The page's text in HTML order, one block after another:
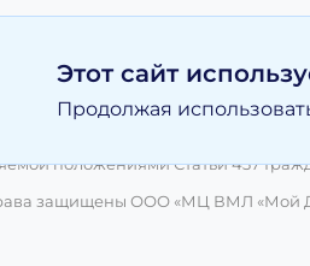
а равно иное
информационный
положениями Статьи 437
защищены ООО «МЦ ВМЛ «Мой
Этот сайт
Продолжая